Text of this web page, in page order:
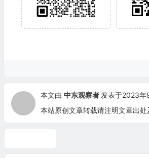
本文由 中东观察者 发表于2023
本站原创文章转载请注明文章出处